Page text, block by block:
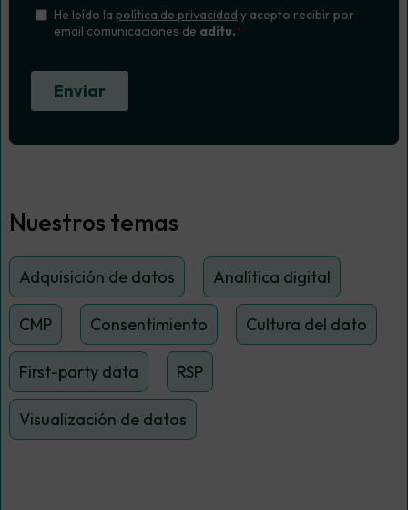
Nuestros temas
Adquisición de datos Analítica digital
CMP Consentimiento Cultura del dato
First-party data RSP
Visualización de datos